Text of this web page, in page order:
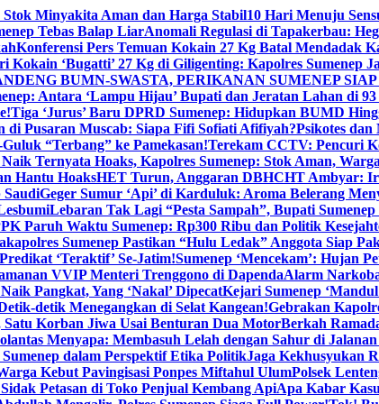
Stok Minyakita Aman dan Harga Stabil10 Hari Menuju
Tebas Balap LiarAnomali Regulasi di Tapakerbau:
Konferensi Pers Temuan Kokain 27 Kg Batal Mendadak
Kokain ‘Bugatti’ 27 Kg di Giligenting: Kapolres Sumenep
BUMN-SWASTA, PERIKANAN SUMENEP SIAP
Antara ‘Lampu Hijau’ Bupati dan Jeratan Lahan di 93
Tiga ‘Jurus’ Baru DPRD Sumenep: Hidupkan BUMD
di Pusaran Muscab: Siapa Fifi Sofiati Afifiyah?Psikotes
“Terbang” ke Pamekasan!Terekam CCTV: Pencuri
Ternyata Hoaks, Kapolres Sumenep: Stok Aman,
Hantu HoaksHET Turun, Anggaran DBHCHT Ambyar:
SaudiGeger Sumur ‘Api’ di Karduluk: Aroma Belerang
Lebaran Tak Lagi “Pesta Sampah”, Bupati
Paruh Waktu Sumenep: Rp300 Ribu dan Politik
Sumenep Pastikan “Hulu Ledak” Anggota Siap
‘Teraktif’ Se-Jatim!Sumenep ‘Mencekam’: Hujan
VVIP Menteri Trenggono di DapendaAlarm
Pangkat, Yang ‘Nakal’ DipecatKejari Sumenep
detik Menegangkan di Selat Kangean!Gebrakan
Korban Jiwa Usai Benturan Dua MotorBerkah
Menyapa: Membasuh Lelah dengan Sahur di Jalanan
dalam Perspektif Etika PolitikJaga Kekhusyukan
Kebut Pavingisasi Ponpes Miftahul UlumPolsek
Petasan di Toko Penjual Kembang ApiApa Kabar